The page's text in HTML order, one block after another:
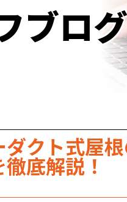
ブログ
クト式屋
底解説！